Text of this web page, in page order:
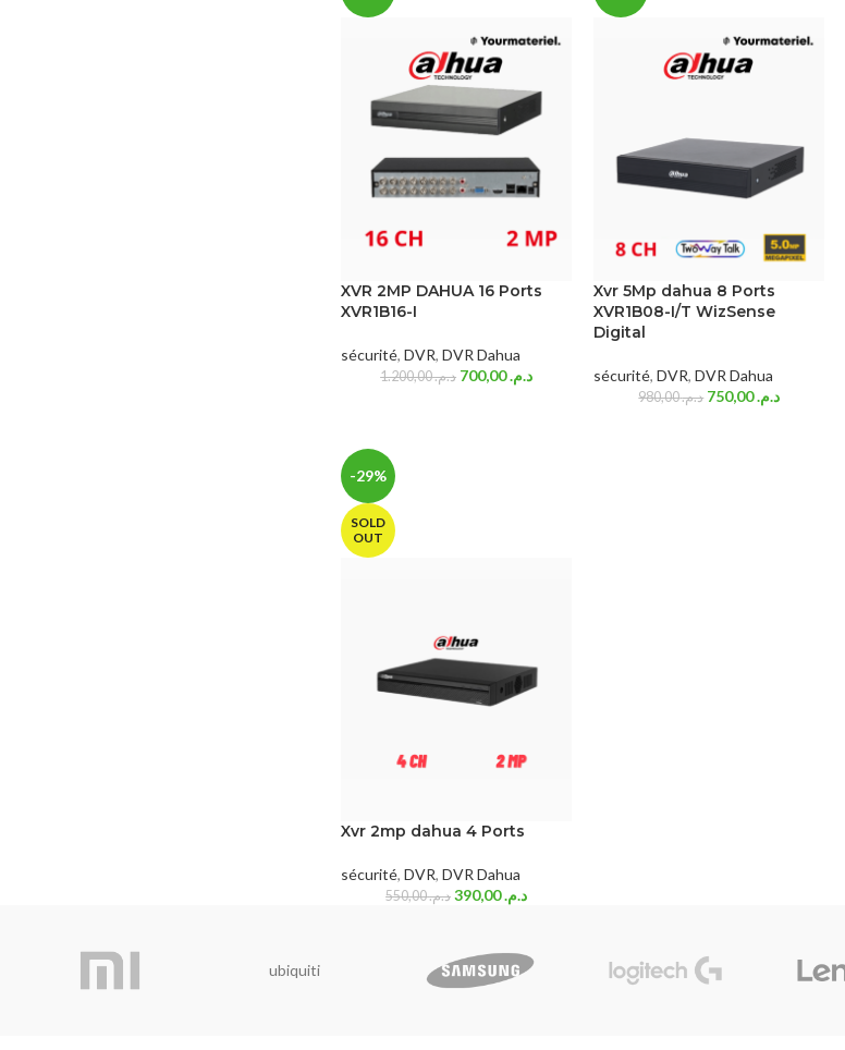
XVR 2MP DAHUA 16 Ports
XVR1B16-I
sécurité, DVR, DVR Dahua
د.م.1.200,00 د.م.700,00
Xvr 5Mp dahua 8 Ports
XVR1B08-I/T WizSense
Digital
sécurité, DVR, DVR Dahua
د.م.980,00 د.م.750,00
-29%
SOLD
OUT
Xvr 2mp dahua 4 Ports
sécurité, DVR, DVR Dahua
د.م.550,00 د.م.390,00
ubiquiti